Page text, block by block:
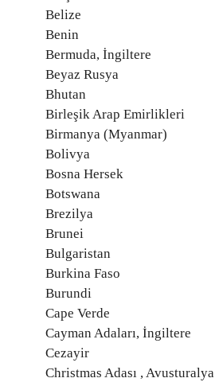
Belize
Benin
Bermuda, İngiltere
Beyaz Rusya
Bhutan
Birleşik Arap Emirlikleri
Birmanya (Myanmar)
Bolivya
Bosna Hersek
Botswana
Brezilya
Brunei
Bulgaristan
Burkina Faso
Burundi
Cape Verde
Cayman Adaları, İngiltere
Cezayir
Christmas Adası , Avusturalya